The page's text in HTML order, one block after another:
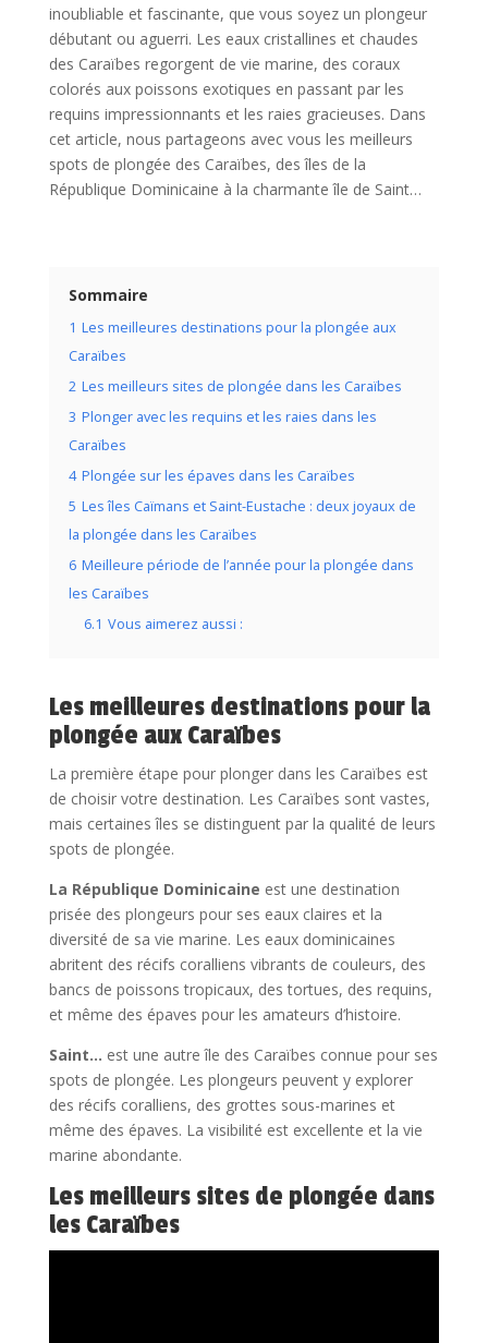
inoubliable et fascinante, que vous soyez un plongeur
débutant ou aguerri. Les eaux cristallines et chaudes
des Caraïbes regorgent de vie marine, des coraux
colorés aux poissons exotiques en passant par les
requins impressionnants et les raies gracieuses. Dans
cet article, nous partageons avec vous les meilleurs
spots de plongée des Caraïbes, des îles de la
République Dominicaine à la charmante île de Saint…
Sommaire
1 Les meilleures destinations pour la plongée aux
Caraïbes
2 Les meilleurs sites de plongée dans les Caraïbes
3 Plonger avec les requins et les raies dans les
Caraïbes
4 Plongée sur les épaves dans les Caraïbes
5 Les îles Caïmans et Saint-Eustache : deux joyaux de
la plongée dans les Caraïbes
6 Meilleure période de l’année pour la plongée dans
les Caraïbes
6.1 Vous aimerez aussi :
Les meilleures destinations pour la
plongée aux Caraïbes
La première étape pour plonger dans les Caraïbes est
de choisir votre destination. Les Caraïbes sont vastes,
mais certaines îles se distinguent par la qualité de leurs
spots de plongée.
La République Dominicaine est une destination
prisée des plongeurs pour ses eaux claires et la
diversité de sa vie marine. Les eaux dominicaines
abritent des récifs coralliens vibrants de couleurs, des
bancs de poissons tropicaux, des tortues, des requins,
et même des épaves pour les amateurs d’histoire.
Saint… est une autre île des Caraïbes connue pour ses
spots de plongée. Les plongeurs peuvent y explorer
des récifs coralliens, des grottes sous-marines et
même des épaves. La visibilité est excellente et la vie
marine abondante.
Les meilleurs sites de plongée dans
les Caraïbes